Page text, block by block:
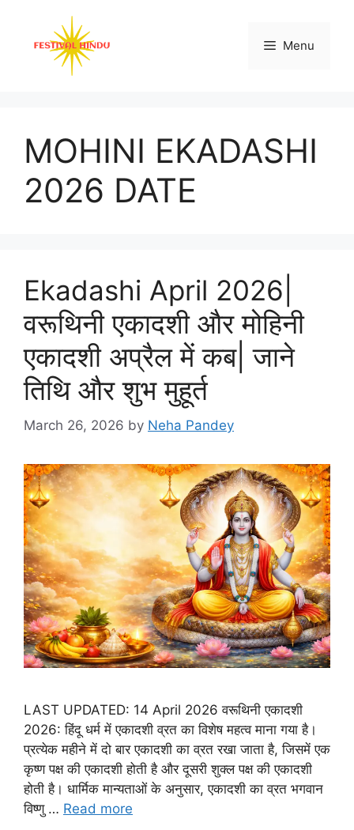
content
Menu
MOHINI EKADASHI
2026 DATE
Ekadashi April 2026|
वरूथिनी एकादशी और मोहिनी
एकादशी अप्रैल में कब| जाने
तिथि और शुभ मुहूर्त
March 26, 2026 by Neha Pandey
LAST UPDATED: 14 April 2026 वरूथिनी एकादशी
2026: हिंदू धर्म में एकादशी व्रत का विशेष महत्व माना गया है।
प्रत्येक महीने में दो बार एकादशी का व्रत रखा जाता है, जिसमें एक
कृष्ण पक्ष की एकादशी होती है और दूसरी शुक्ल पक्ष की एकादशी
होती है। धार्मिक मान्यताओं के अनुसार, एकादशी का व्रत भगवान
विष्णु … Read more